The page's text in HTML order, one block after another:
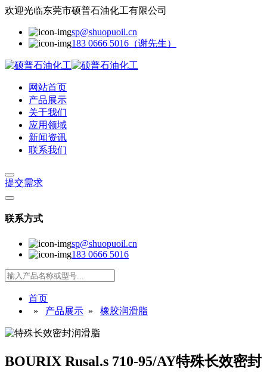
欢迎光临东莞市硕普石油化工有限公司
sp@shuopuoil.cn
183 0666 5016（谢先生）
网站首页
产品展示
关于我们
应用领域
新闻资讯
联系我们
提交需求
联系方式
sp@shuopuoil.cn
183 0666 5016
首页
» 产品展示 » 橡胶润滑脂
BOURIX Rusal.s 710-95/AY特殊长效密封